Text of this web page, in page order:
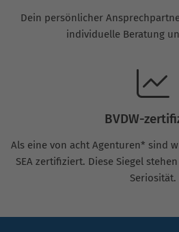
Dein persönlicher
individuelle Beratung
BVDW-
Als eine von acht Agenturen* sind
SEA zertifiziert. Diese Siegel
Seriosität.